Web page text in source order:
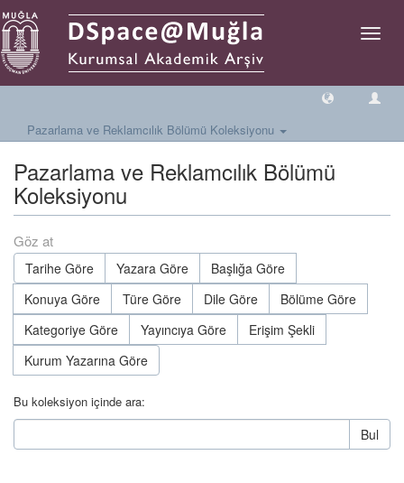
Geçiş
Pazarlama ve Reklamcılık Bölümü Koleksiyonu
Pazarlama ve Reklamcılık Bölümü
Koleksiyonu
Göz at
Tarihe Göre Yazara Göre
Başlığa Göre
Konuya Göre
Türe Göre Dile Göre
Bölüme Göre
Kategoriye Göre
Yayıncıya Göre
Erişim Şekli
Kurum Yazarına Göre
Bu koleksiyon içinde ara:
Bul